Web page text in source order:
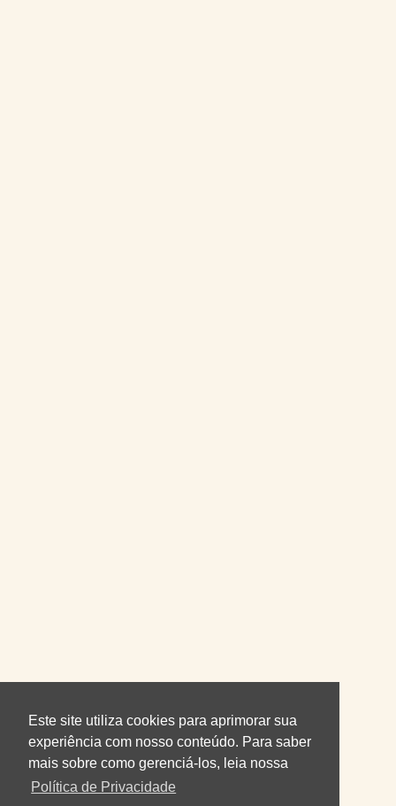
Este site utiliza cookies para aprimorar sua
experiência com nosso conteúdo. Para saber
mais sobre como gerenciá-los, leia nossa
Política de Privacidade